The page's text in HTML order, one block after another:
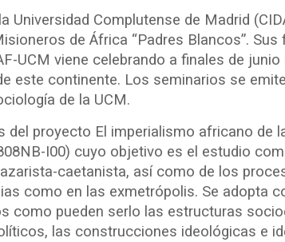
Complutense de Madrid
de África “Padres Blancos”.
UCM viene celebrando a finales de
este continente. Los seminarios se
de la UCM.
del proyecto El imperialismo africano de
I00) cuyo objetivo es el estudio
caetanista, así como de los
como en las exmetrópolis. Se adopta
como pueden serlo las estructuras
las construcciones ideológicas e